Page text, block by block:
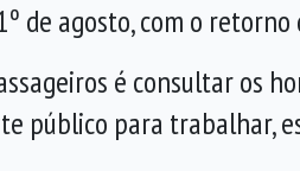
de agosto, com o retorno
é consultar os
público para trabalhar,